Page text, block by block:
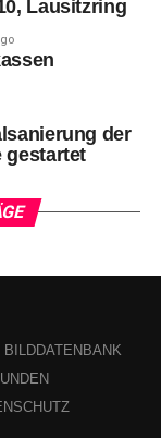
mit 29-Lucas
Lausitzring
der
gestartet
BILDDATENBANK